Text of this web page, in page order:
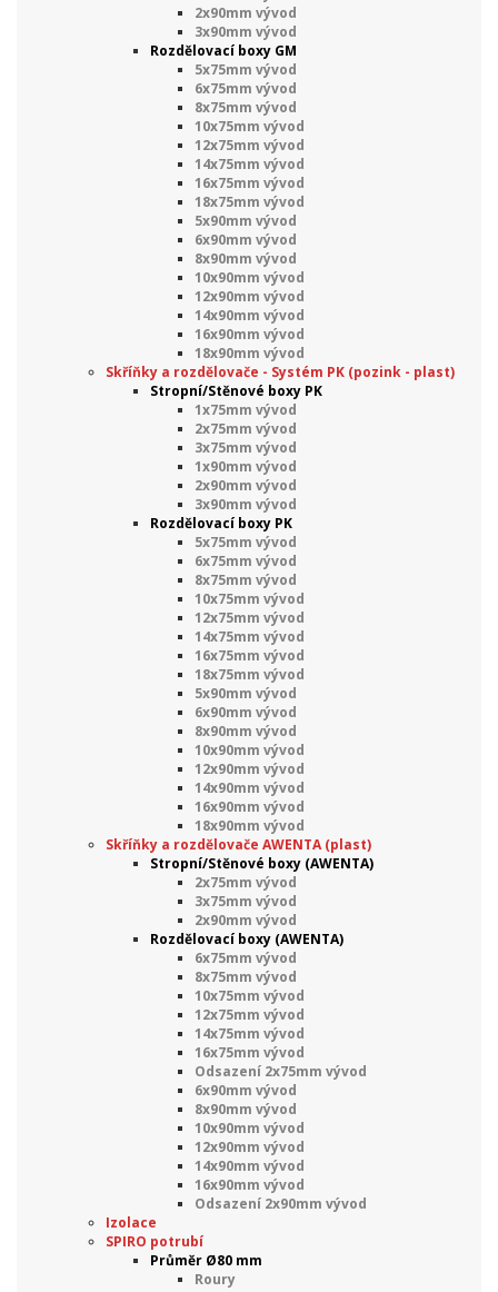
2x90mm vývod
3x90mm vývod
Rozdělovací boxy GM
5x75mm vývod
6x75mm vývod
8x75mm vývod
10x75mm vývod
12x75mm vývod
14x75mm vývod
16x75mm vývod
18x75mm vývod
5x90mm vývod
6x90mm vývod
8x90mm vývod
10x90mm vývod
12x90mm vývod
14x90mm vývod
16x90mm vývod
18x90mm vývod
Skříňky a rozdělovače - Systém PK (pozink - plast)
Stropní/Stěnové boxy PK
1x75mm vývod
2x75mm vývod
3x75mm vývod
1x90mm vývod
2x90mm vývod
3x90mm vývod
Rozdělovací boxy PK
5x75mm vývod
6x75mm vývod
8x75mm vývod
10x75mm vývod
12x75mm vývod
14x75mm vývod
16x75mm vývod
18x75mm vývod
5x90mm vývod
6x90mm vývod
8x90mm vývod
10x90mm vývod
12x90mm vývod
14x90mm vývod
16x90mm vývod
18x90mm vývod
Skříňky a rozdělovače AWENTA (plast)
Stropní/Stěnové boxy (AWENTA)
2x75mm vývod
3x75mm vývod
2x90mm vývod
Rozdělovací boxy (AWENTA)
6x75mm vývod
8x75mm vývod
10x75mm vývod
12x75mm vývod
14x75mm vývod
16x75mm vývod
Odsazení 2x75mm vývod
6x90mm vývod
8x90mm vývod
10x90mm vývod
12x90mm vývod
14x90mm vývod
16x90mm vývod
Odsazení 2x90mm vývod
Izolace
SPIRO potrubí
Průměr Ø80 mm
Roury